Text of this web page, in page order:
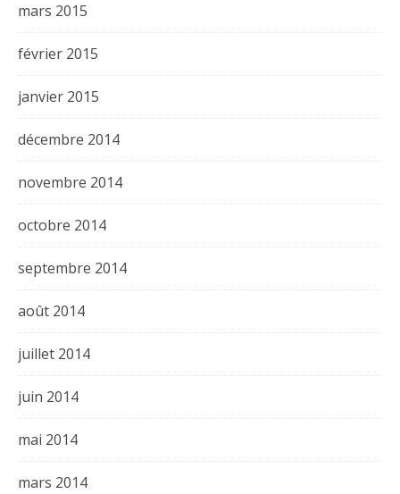
mars 2015
février 2015
janvier 2015
décembre 2014
novembre 2014
octobre 2014
septembre 2014
août 2014
juillet 2014
juin 2014
mai 2014
mars 2014